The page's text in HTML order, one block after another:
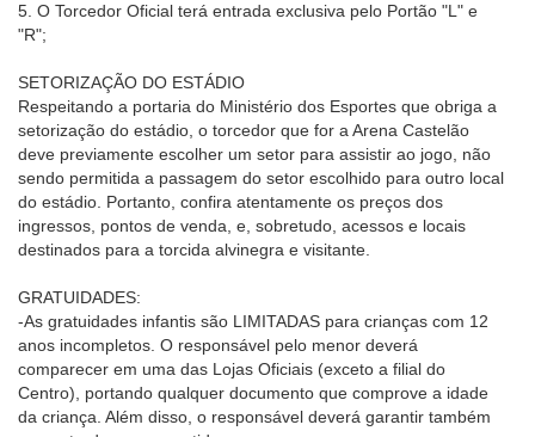
5. O Torcedor Oficial terá entrada exclusiva pelo Portão "L" e
"R";
SETORIZAÇÃO DO ESTÁDIO
Respeitando a portaria do Ministério dos Esportes que obriga a
setorização do estádio, o torcedor que for a Arena Castelão
deve previamente escolher um setor para assistir ao jogo, não
sendo permitida a passagem do setor escolhido para outro local
do estádio. Portanto, confira atentamente os preços dos
ingressos, pontos de venda, e, sobretudo, acessos e locais
destinados para a torcida alvinegra e visitante.
GRATUIDADES:
-As gratuidades infantis são LIMITADAS para crianças com 12
anos incompletos. O responsável pelo menor deverá
comparecer em uma das Lojas Oficiais (exceto a filial do
Centro), portando qualquer documento que comprove a idade
da criança. Além disso, o responsável deverá garantir também